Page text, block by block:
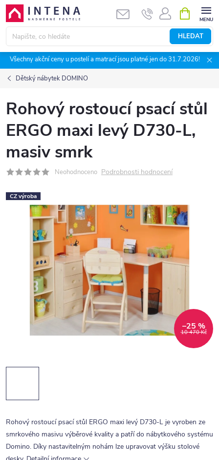
Přejít
obsah
HLEDAT
NÁKUPNÍ
KOŠÍK
Všechny akční ceny u postelí a matrací jsou platné jen do 31.7.2026!
Dětský nábytek DOMINO
Rohový rostoucí psací stůl
ERGO maxi levý D730-L,
masiv smrk
Neohodnoceno Podrobnosti hodnocení
CZ výroba
10 470 Kč
–25 %
Rohový rostoucí psací stůl ERGO maxi levý D730-L je vyroben ze
smrkového masivu výběrové kvality a patří do nábytkového systému
Domino. Díky nastavitelným nohám lze upravovat výšku stolové